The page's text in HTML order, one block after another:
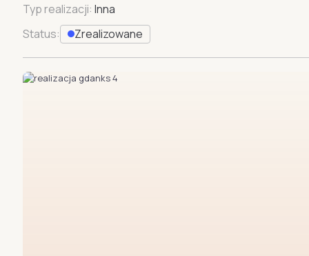
Typ realizacji: Inna
Status:
Zrealizowane